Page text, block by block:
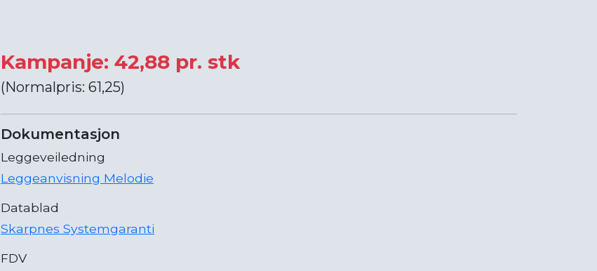
Kampanje: 42,88 pr. stk
(Normalpris: 61,25)
Dokumentasjon
Leggeveiledning
Leggeanvisning Melodie
Datablad
Skarpnes Systemgaranti
FDV